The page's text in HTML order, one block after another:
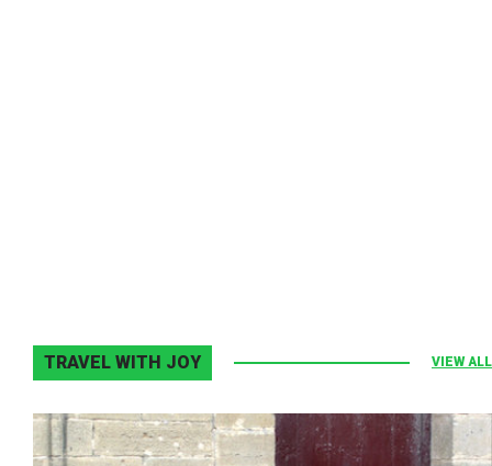
TRAVEL WITH JOY VIEW ALL